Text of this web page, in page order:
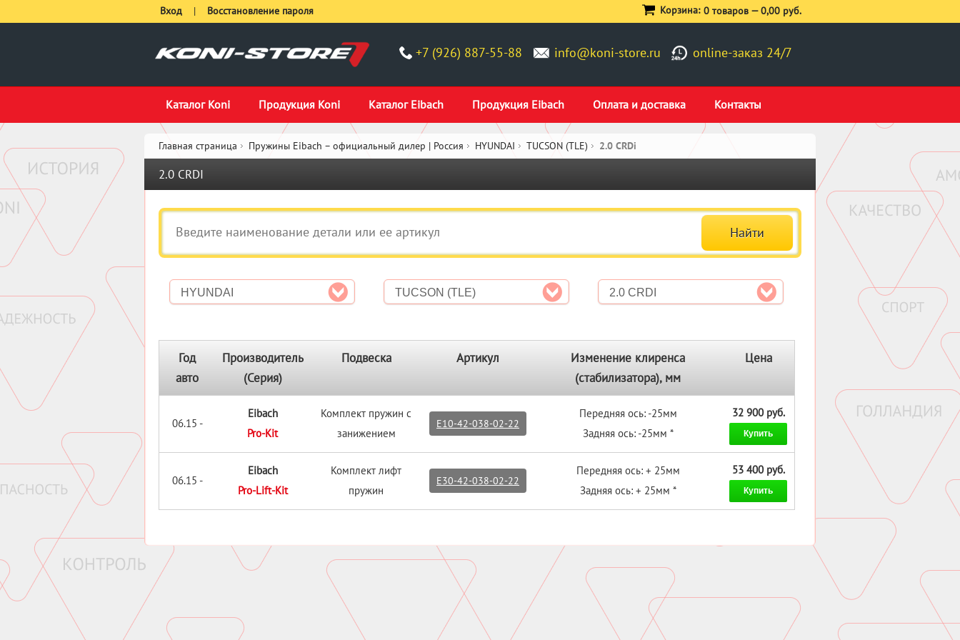
+7 (926) 887-55-88 info@koni-store.ru online-заказ 24/7
Каталог Koni Продукция Koni Каталог Eibach Продукция Eibach Оплата и доставка Контакты
Вход | Восстановление пароля Корзина: 0 товаров —0,00 руб.
Главная страница Пружины Eibach – официальный дилер | Россия HYUNDAI TUCSON (TLE) 2.0 CRDi
2.0 CRDI
HYUNDAI TUCSON (TLE) 2.0 CRDI
Год
авто
Производитель
(Серия)
Подвеска Артикул
Изменение клиренса
(стабилизатора), мм
Цена
06.15 -
Eibach
Pro-Kit
Комплект пружин с
занижением
E10-42-038-02-22
Передняя ось: -25мм
Задняя ось: -25мм *
32 900 руб.
Купить
06.15 -
Eibach
Pro-Lift-Kit
Комплект лифт
пружин
E30-42-038-02-22
Передняя ось: + 25мм
Задняя ось: + 25мм *
53 400 руб.
Купить